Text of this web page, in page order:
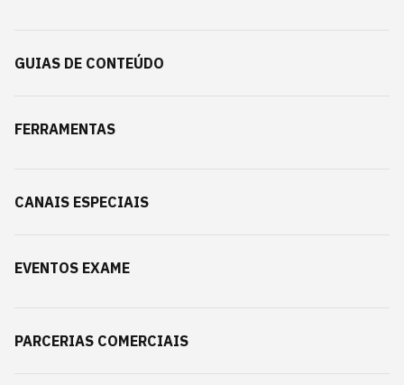
GUIAS DE CONTEÚDO
FERRAMENTAS
CANAIS ESPECIAIS
EVENTOS EXAME
PARCERIAS COMERCIAIS